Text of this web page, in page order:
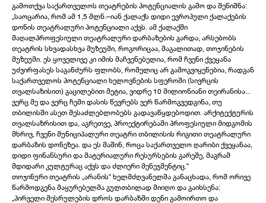
გამოთქვა საქართველოს თეატრების პოტენციალის გამო და შენიშნა:
„საოცარია, რომ ამ 1,5 მლნ.–იან ქალაქს დიდი ევროპული ქალაქების
დონის თეატრალური პოტენციალი აქვს. ამ ქალაქში
მაღალპროფესიული თეატრალური დარბაზების გარდა, არსებობს
თეატრის სხვადასხვა მუზეუმი, როგორიცაა, მაგალითად, თოჯინების
მუზეუმი. ეს ყოველივე კი იმის მაჩვენებელია, რომ ჩვენი ქვეყანა
უძვირფასეს საგანძურს ფლობს, რომელიც არ გამოგვიყენებია, რადგან
საქართველოს პოტენციალი ხელოვნების სფეროში (სივრცის
თვალსაზისით) გაცილებით მეტია, ვიდრე 10 მილიონიანი თეირანისა...
ვერც მე და ვერც ჩემი დასის წევრებს ვერ წარმოგვედგინა, თუ
თბილისში ასეთ შესაძლებლობებს გადავაწყდებოდით. არქიტექტურის
თვალსაზრისით და, აგრეთვე, პროექტირებაში პროფესიული მიდგომის
მხრივ, ჩვენი მუნიციპალური თეატრი თბილისის რიგითი თეატრალური
დარბაზის დონეზეა. და ეს მაშინ, როცა საქართველო ღარიბი ქვეყანაა,
დიდი ფინანსური და მატერიალური რესურსების გარეშე, მაგრამ
მდიდარი კულტურაც აქვს და ძლიერი მენეჯმენტიც.“
თოჯინური თეატრის „არანის“ ხელმძღვანელმა განაცხადა, რომ ორივე
წარმოდგენა მაყურებელმა გულთბილად მიიღო და გაიხსენა:
„პირველი შესრულების დროს დარბაზში დენი გამოირთო და